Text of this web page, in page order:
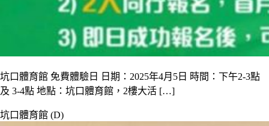
坑口體育館 免費體驗日 日期：2025年4月5日 時間：下午2-3點
及 3-4點 地點：坑口體育館，2樓大活 […]
坑口體育館 (D)